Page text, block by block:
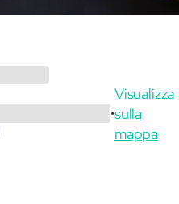
•
Visualizza
sulla
mappa